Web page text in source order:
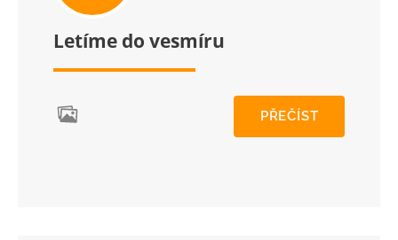
Letíme do vesmíru
PŘEČÍST